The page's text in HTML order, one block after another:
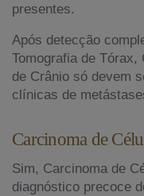
presentes.
Após detecção
Tomografia de Tórax,
de Crânio só devem
clínicas de
Carcinoma de
Sim, Carcinoma de
diagnóstico precoce